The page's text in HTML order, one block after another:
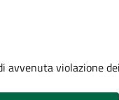
avvenuta violazione